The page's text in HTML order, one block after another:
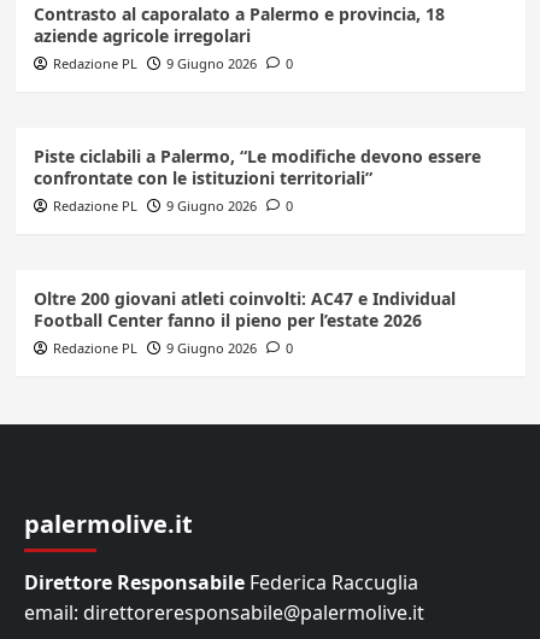
Contrasto al caporalato a Palermo e provincia, 18
aziende agricole irregolari
Redazione PL 9 Giugno 2026 0
Piste ciclabili a Palermo, “Le modifiche devono essere
confrontate con le istituzioni territoriali”
Redazione PL 9 Giugno 2026 0
Oltre 200 giovani atleti coinvolti: AC47 e Individual
Football Center fanno il pieno per l’estate 2026
Redazione PL 9 Giugno 2026 0
palermolive.it
Direttore Responsabile Federica Raccuglia
email: direttoreresponsabile@palermolive.it